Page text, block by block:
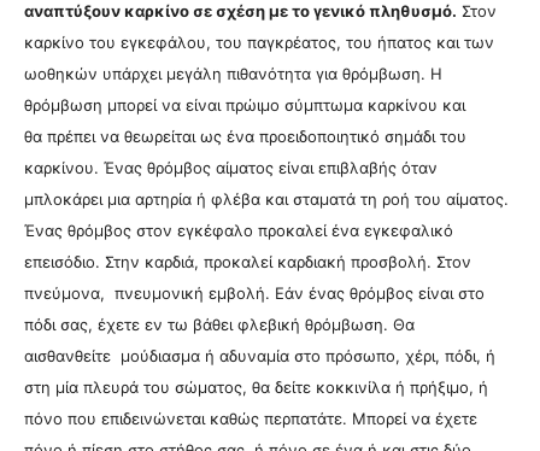
αναπτύξουν καρκίνο σε σχέση με το γενικό πληθυσμό. Στον
καρκίνο του εγκεφάλου, του παγκρέατος, του ήπατος και των
ωοθηκών υπάρχει μεγάλη πιθανότητα για θρόμβωση. Η
θρόμβωση μπορεί να είναι πρώιμο σύμπτωμα καρκίνου και
θα πρέπει να θεωρείται ως ένα προειδοποιητικό σημάδι του
καρκίνου. Ένας θρόμβος αίματος είναι επιβλαβής όταν
μπλοκάρει μια αρτηρία ή φλέβα και σταματά τη ροή του αίματος.
Ένας θρόμβος στον εγκέφαλο προκαλεί ένα εγκεφαλικό
επεισόδιο. Στην καρδιά, προκαλεί καρδιακή προσβολή. Στον
πνεύμονα, πνευμονική εμβολή. Εάν ένας θρόμβος είναι στο
πόδι σας, έχετε εν τω βάθει φλεβική θρόμβωση. Θα
αισθανθείτε μούδιασμα ή αδυναμία στο πρόσωπο, χέρι, πόδι, ή
στη μία πλευρά του σώματος, θα δείτε κοκκινίλα ή πρήξιμο, ή
πόνο που επιδεινώνεται καθώς περπατάτε. Μπορεί να έχετε